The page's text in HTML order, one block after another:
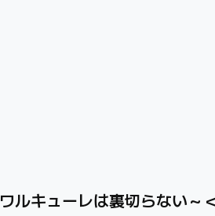
キューレは裏切らない～